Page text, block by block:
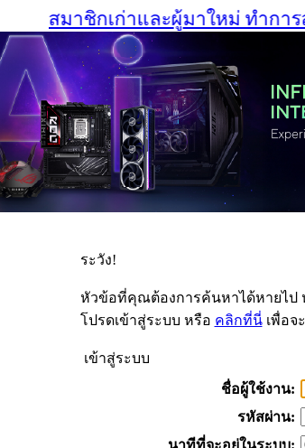
สมาชิกเก่าและผู้มาใหม่ ทำการ
ระวัง!
หัวข้อที่คุณต้องการค้นหาได้หายไ
โปรดเข้าสู่ระบบ หรือ คลิกที่นี่เพื่อจ
เข้าสู่ระบบ
ชื่อผู้ใช้งาน:
รหัสผ่าน:
นาทีที่จะอยู่ในระบบ: